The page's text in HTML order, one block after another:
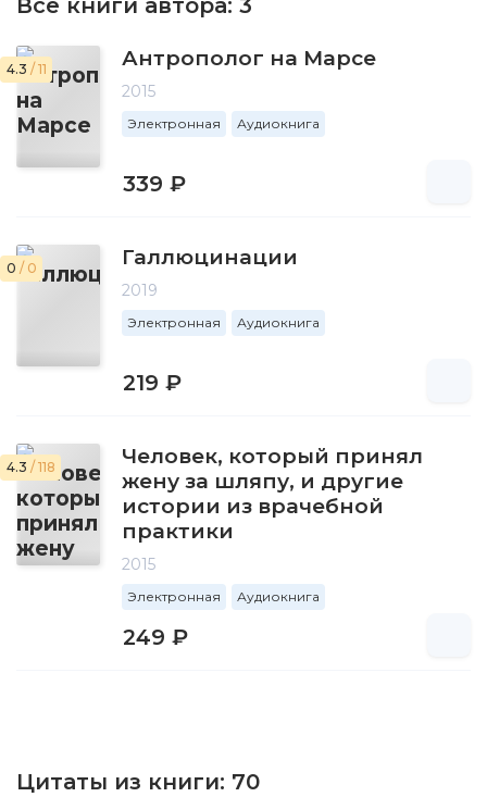
Все книги автора: 3
4.3 / 11 Антрополог на Марсе
2015
Электронная Аудиокнига
339 ₽
0 / 0 Галлюцинации
2019
Электронная Аудиокнига
219 ₽
4.3 / 118
Человек, который принял
жену за шляпу, и другие
истории из врачебной
практики
2015
Электронная Аудиокнига
249 ₽
Цитаты из книги: 70